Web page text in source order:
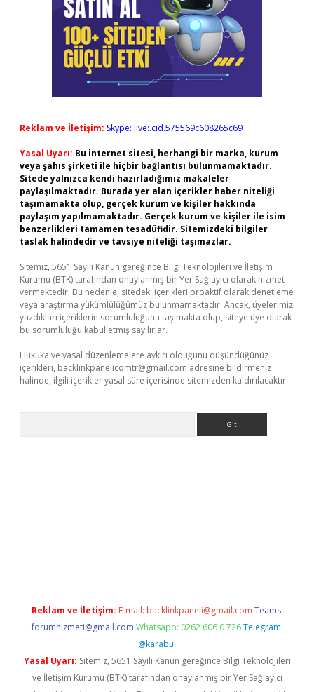
Reklam ve İletişim: Skype: live:.cid.575569c608265c69
Yasal Uyarı: Bu internet sitesi, herhangi bir marka, kurum
veya şahıs şirketi ile hiçbir bağlantısı bulunmamaktadır.
Sitede yalnızca kendi hazırladığımız makaleler
paylaşılmaktadır. Burada yer alan içerikler haber niteliği
taşımamakta olup, gerçek kurum ve kişiler hakkında
paylaşım yapılmamaktadır. Gerçek kurum ve kişiler ile isim
benzerlikleri tamamen tesadüfidir. Sitemizdeki bilgiler
taslak halindedir ve tavsiye niteliği taşımazlar.
Sitemiz, 5651 Sayılı Kanun gereğince Bilgi Teknolojileri ve İletişim
Kurumu (BTK) tarafından onaylanmış bir Yer Sağlayıcı olarak hizmet
vermektedir. Bu nedenle, sitedeki içerikleri proaktif olarak denetleme
veya araştırma yükümlülüğümüz bulunmamaktadır. Ancak, üyelerimiz
yazdıkları içeriklerin sorumluluğunu taşımakta olup, siteye üye olarak
bu sorumluluğu kabul etmiş sayılırlar.
Hukuka ve yasal düzenlemelere aykırı olduğunu düşündüğünüz
içerikleri, backlinkpanelicomtr@gmail.com adresine bildirmeniz
halinde, ilgili içerikler yasal süre içerisinde sitemizden kaldırılacaktır.
Reklam ve İletişim: E-mail: backlinkpaneli@gmail.com Teams:
forumhizmeti@gmail.com Whatsapp: 0262 606 0 726 Telegram:
@karabul
Yasal Uyarı: Sitemiz, 5651 Sayılı Kanun gereğince Bilgi Teknolojileri
ve İletişim Kurumu (BTK) tarafından onaylanmış bir Yer Sağlayıcı